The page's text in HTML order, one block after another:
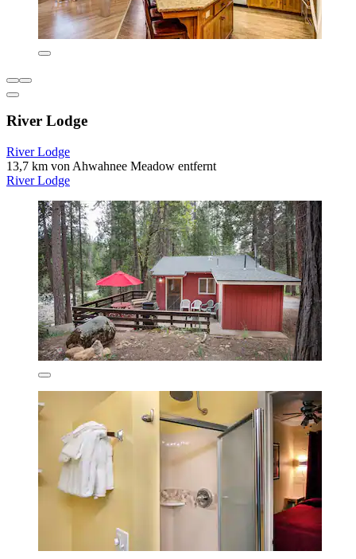
River Lodge
River Lodge
13,7 km von Ahwahnee Meadow entfernt
River Lodge